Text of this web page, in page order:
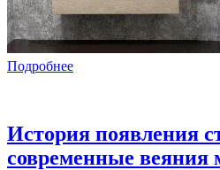
Подробнее
История появления
современные веяния